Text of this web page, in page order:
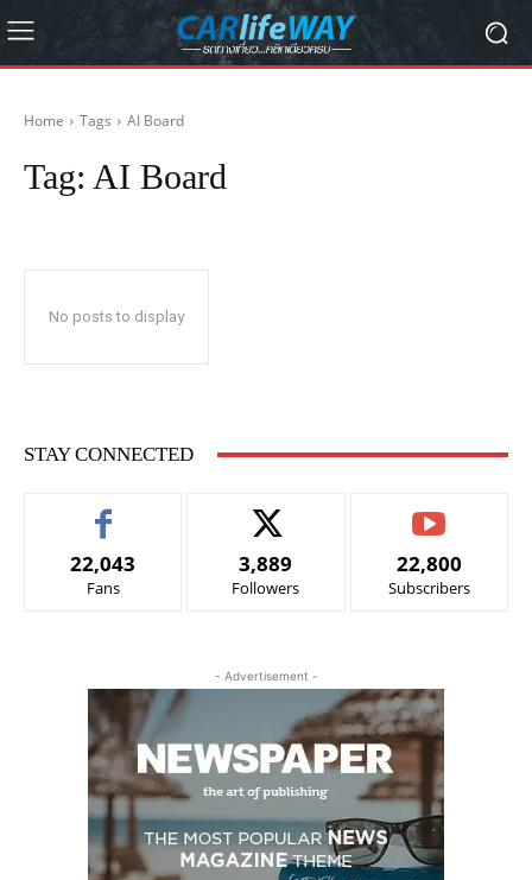
Home Tags AI Board
Tag: AI Board
No posts to display
STAY CONNECTED
22,043
Fans
3,889
Followers
22,800
Subscribers
- Advertisement -